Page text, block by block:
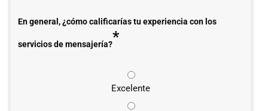
En general, ¿cómo calificarías tu experiencia con los
servicios de mensajería?*
Excelente